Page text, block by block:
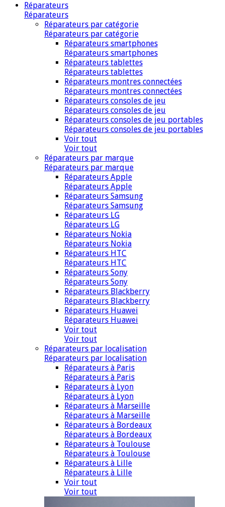
Réparateurs
Réparateurs
Réparateurs par catégorie
Réparateurs par catégorie
Réparateurs smartphones
Réparateurs smartphones
Réparateurs tablettes
Réparateurs tablettes
Réparateurs montres connectées
Réparateurs montres connectées
Réparateurs consoles de jeu
Réparateurs consoles de jeu
Réparateurs consoles de jeu portables
Réparateurs consoles de jeu portables
Voir tout
Voir tout
Réparateurs par marque
Réparateurs par marque
Réparateurs Apple
Réparateurs Apple
Réparateurs Samsung
Réparateurs Samsung
Réparateurs LG
Réparateurs LG
Réparateurs Nokia
Réparateurs Nokia
Réparateurs HTC
Réparateurs HTC
Réparateurs Sony
Réparateurs Sony
Réparateurs Blackberry
Réparateurs Blackberry
Réparateurs Huawei
Réparateurs Huawei
Voir tout
Voir tout
Réparateurs par localisation
Réparateurs par localisation
Réparateurs à Paris
Réparateurs à Paris
Réparateurs à Lyon
Réparateurs à Lyon
Réparateurs à Marseille
Réparateurs à Marseille
Réparateurs à Bordeaux
Réparateurs à Bordeaux
Réparateurs à Toulouse
Réparateurs à Toulouse
Réparateurs à Lille
Réparateurs à Lille
Voir tout
Voir tout